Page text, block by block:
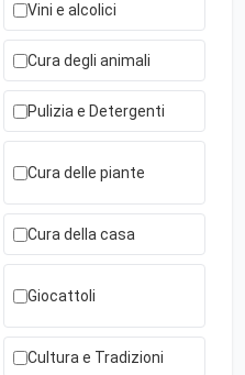
Vini e alcolici
Cura degli animali
Pulizia e Detergenti
Cura delle piante
Cura della casa
Giocattoli
Cultura e Tradizioni